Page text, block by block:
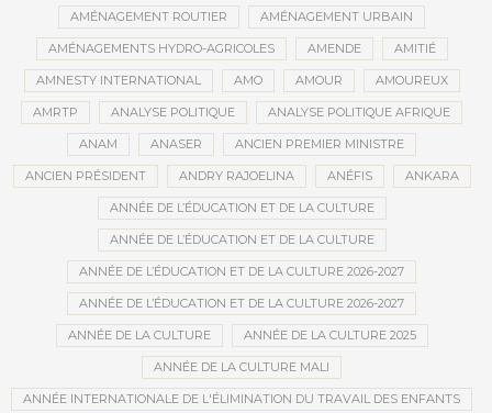
AMÉNAGEMENT ROUTIER AMÉNAGEMENT URBAIN
AMÉNAGEMENTS HYDRO-AGRICOLES AMENDE AMITIÉ
AMNESTY INTERNATIONAL AMO AMOUR AMOUREUX
AMRTP ANALYSE POLITIQUE ANALYSE POLITIQUE AFRIQUE
ANAM ANASER ANCIEN PREMIER MINISTRE
ANCIEN PRÉSIDENT ANDRY RAJOELINA ANÉFIS ANKARA
ANNÉE DE L’ÉDUCATION ET DE LA CULTURE
ANNÉE DE L’ÉDUCATION ET DE LA CULTURE
ANNÉE DE L’ÉDUCATION ET DE LA CULTURE 2026-2027
ANNÉE DE L’ÉDUCATION ET DE LA CULTURE 2026-2027
ANNÉE DE LA CULTURE ANNÉE DE LA CULTURE 2025
ANNÉE DE LA CULTURE MALI
ANNÉE INTERNATIONALE DE L'ÉLIMINATION DU TRAVAIL DES ENFANTS